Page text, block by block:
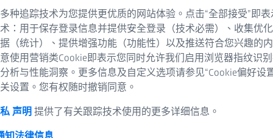
种追踪技术为您提供更优质的网站体验。点击“全部接受”即
：用于保存登录信息并提供安全登录（技术必需）、收集优
（统计）、提供增强功能（功能性）以及推送符合您兴趣的
使用营销类Cookie即表示您同时允许我们启用浏览器指纹识
析与性能洞察。更多信息及自定义选项请参见“Cookie偏好设
设置。您有权随时撤销同意。
声明 提供了有关跟踪技术使用的更多详细信息。